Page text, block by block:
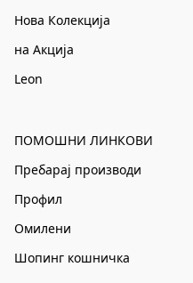
Нова Колекција
на Акција
Leon
ПОМОШНИ ЛИНКОВИ
Пребарај производи
Профил
Омилени
Шопинг кошничка